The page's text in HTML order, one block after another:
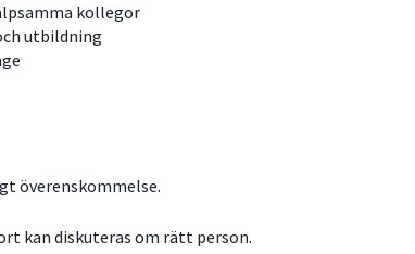
kollegor
utbildning
överenskommelse.
kan diskuteras om rätt person.